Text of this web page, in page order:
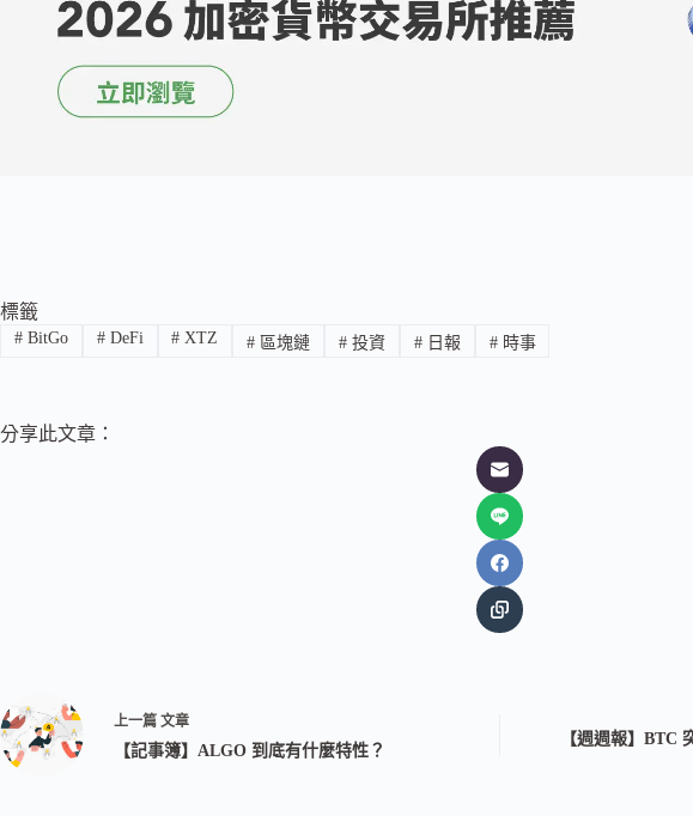
標籤
#BitGo #DeFi # XTZ # 區塊鏈 # 投資 #日報 #時事
分享此文章：
上一篇 文章
【記事簿】ALGO 到底有什麼特性？
【週週報】BTC